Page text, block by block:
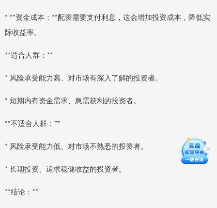
* **资金成本：**配资需要支付利息，这会增加投资成本，降低实
际收益率。
**适合人群：**
* 风险承受能力高、对市场有深入了解的投资者。
* 短期内有资金需求、急需获利的投资者。
**不适合人群：**
* 风险承受能力低、对市场不熟悉的投资者。
* 长期投资、追求稳健收益的投资者。
**结论：**